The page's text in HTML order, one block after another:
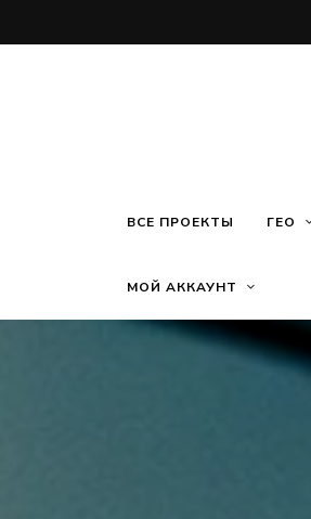
ВСЕ ПРОЕКТЫ ГЕО
МОЙ АККАУНТ